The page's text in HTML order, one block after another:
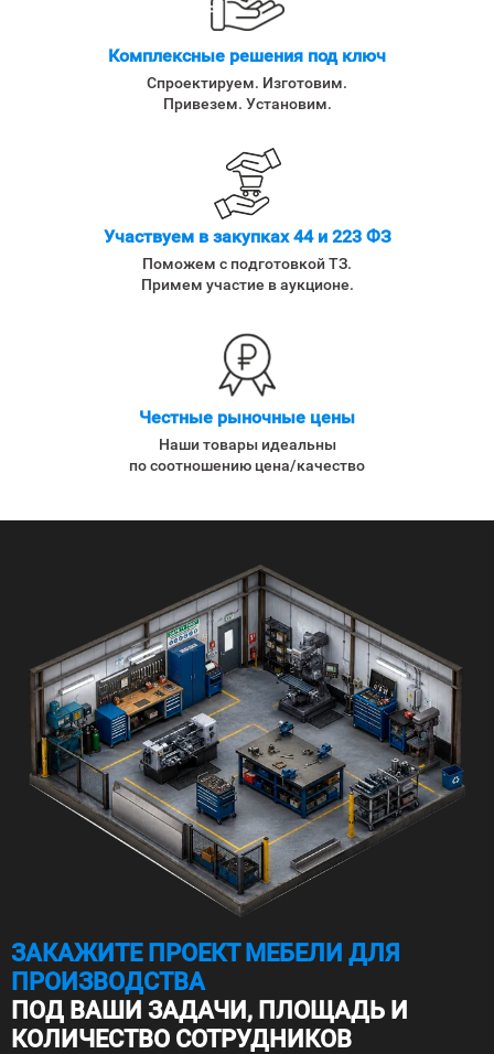
Комплексные решения под ключ
Спроектируем. Изготовим.
Привезем. Установим.
Участвуем в закупках 44 и 223 ФЗ
Поможем с подготовкой ТЗ.
Примем участие в аукционе.
Честные рыночные цены
Наши товары идеальны
по соотношению цена/качество
ЗАКАЖИТЕ ПРОЕКТ МЕБЕЛИ ДЛЯ
ПРОИЗВОДСТВА
ПОД ВАШИ ЗАДАЧИ, ПЛОЩАДЬ И
КОЛИЧЕСТВО СОТРУДНИКОВ